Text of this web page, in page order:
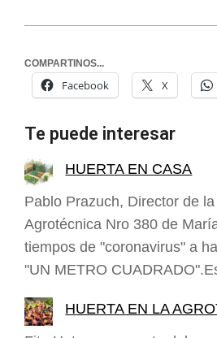
COMPARTINOS...
Facebook X
Te puede interesar
HUERTA EN CASA
Pablo Prazuch, Director de
Agrotécnica Nro 380 de
tiempos de "coronavirus" a
"UN METRO
HUERTA EN LA